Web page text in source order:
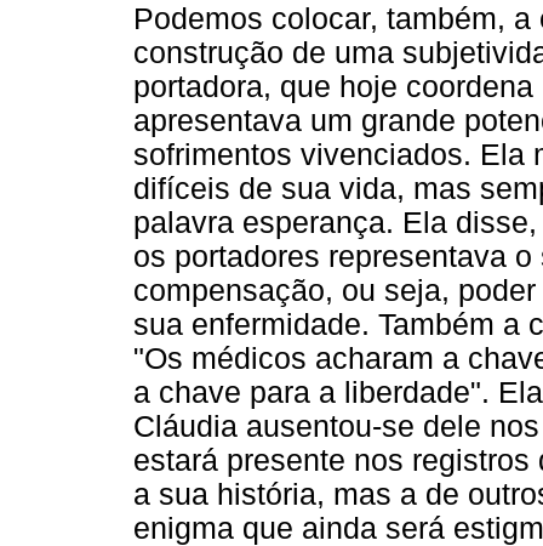
Podemos colocar, também,
construção de uma
portadora, que hoje
apresentava um grande
sofrimentos vivenciados. Ela
difíceis de sua vida, mas
palavra esperança. Ela
os portadores representava
compensação, ou seja,
sua enfermidade. Também a
"Os médicos acharam a
a chave para a liberdade".
Cláudia ausentou-se dele
estará presente nos
a sua história, mas a de
enigma que ainda será